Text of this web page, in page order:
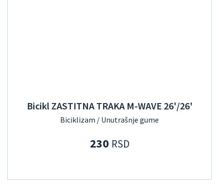
Bicikl ZASTITNA TRAKA M-WAVE 26'/26'
Biciklizam / Unutrašnje gume
230 RSD